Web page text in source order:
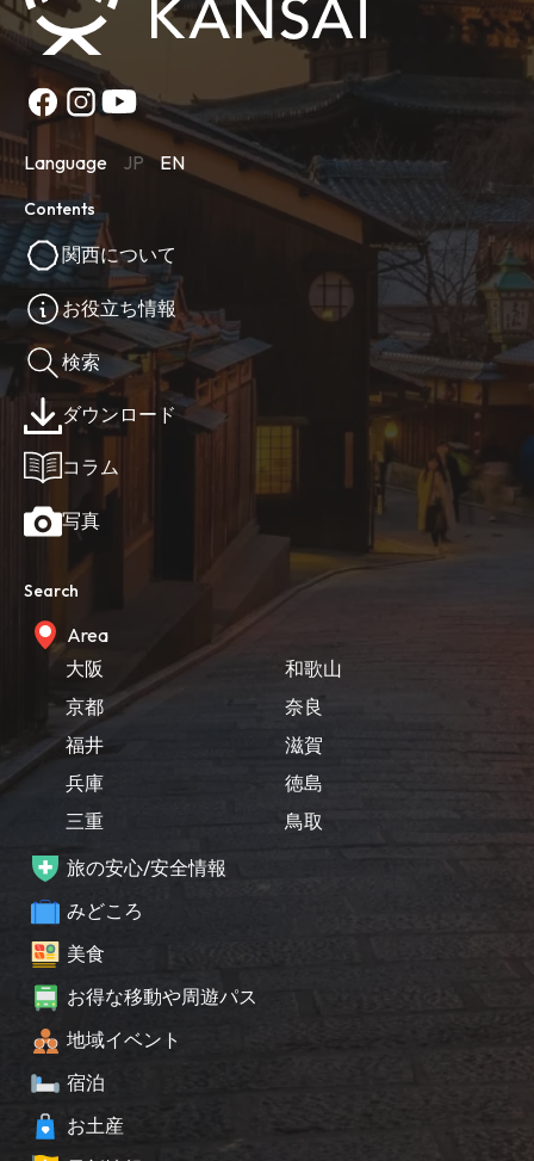
Language JP EN
Contents
関西について
お役立ち情報
検索
ダウンロード
コラム
写真
Search
Area
大阪
京都
福井
兵庫
三重
和歌山
奈良
滋賀
徳島
鳥取
旅の安心/安全情報
みどころ
美食
お得な移動や周遊パス
地域イベント
宿泊
お土産